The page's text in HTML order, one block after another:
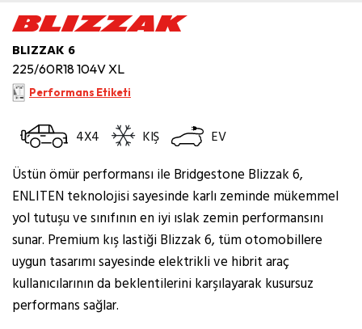
BLIZZAK 6
225/60R18 104V XL
Performans Etiketi
4X4 KIŞ EV
Üstün ömür performansı ile Bridgestone Blizzak 6,
ENLITEN teknolojisi sayesinde karlı zeminde mükemmel
yol tutuşu ve sınıfının en iyi ıslak zemin performansını
sunar. Premium kış lastiği Blizzak 6, tüm otomobillere
uygun tasarımı sayesinde elektrikli ve hibrit araç
kullanıcılarının da beklentilerini karşılayarak kusursuz
performans sağlar.